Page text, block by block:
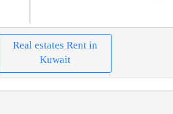
Real estates Rent in
Kuwait